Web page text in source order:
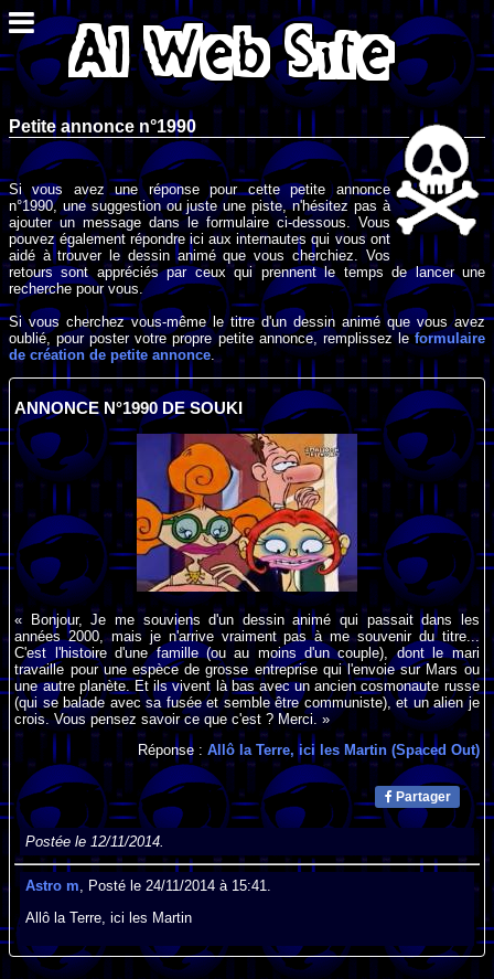
Petite annonce n°1990
Si vous avez une réponse pour cette petite annonce
n°1990, une suggestion ou juste une piste, n'hésitez pas à
ajouter un message dans le formulaire ci-dessous. Vous
pouvez également répondre ici aux internautes qui vous ont
aidé à trouver le dessin animé que vous cherchiez. Vos
retours sont appréciés par ceux qui prennent le temps de lancer une
recherche pour vous.
Si vous cherchez vous-même le titre d'un dessin animé que vous avez
oublié, pour poster votre propre petite annonce, remplissez leformulaire
de création de petite annonce .
ANNONCE N°1990 DE SOUKI
« Bonjour, Je me souviens d'un dessin animé qui passait dans les
années 2000, mais je n'arrive vraiment pas à me souvenir du titre...
C'est l'histoire d'une famille (ou au moins d'un couple), dont le mari
travaille pour une espèce de grosse entreprise qui l'envoie sur Mars ou
une autre planète. Et ils vivent là bas avec un ancien cosmonaute russe
(qui se balade avec sa fusée et semble être communiste), et un alien je
crois. Vous pensez savoir ce que c'est ? Merci. »
Réponse : Allô la Terre, ici les Martin (Spaced Out)
Partager
Postée le 12/11/2014.
Astro m, Posté le 24/11/2014 à 15:41.
Allô la Terre, ici les Martin